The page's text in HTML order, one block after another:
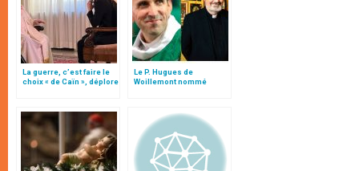
La guerre, c’est faire le
choix « de Caïn », déplore
Le P. Hugues de
Woillemont nommé